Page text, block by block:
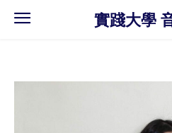
實踐大學